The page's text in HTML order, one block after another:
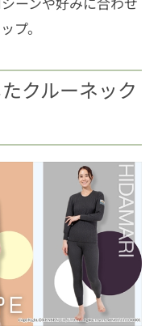
プ。
クルーネック